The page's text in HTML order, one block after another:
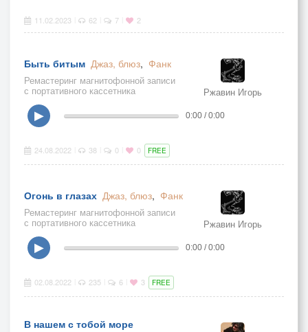
11.02.2023 62 7 2
Быть битым Джаз, блюз, Фанк
Ремастеринг магнитофонной записи
с портативного кассетника
одноимённой песни 1995 года
Ржавин Игорь
▶ 0:00 / 0:00
24.08.2022 38 0 0 FREE
Огонь в глазах Джаз, блюз, Фанк
Ремастеринг магнитофонной записи
с портативного кассетника
одноимённой песни 1993 года
Ржавин Игорь
▶ 0:00 / 0:00
02.08.2022 235 6 3 FREE
В нашем с тобой море